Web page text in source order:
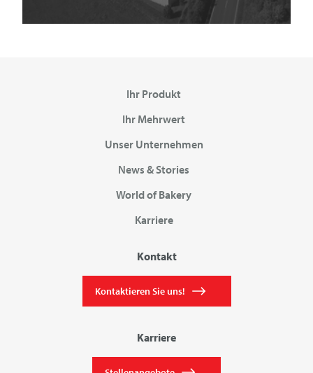
Ihr Produkt
Ihr Mehrwert
Unser Unternehmen
News & Stories
World of Bakery
Karriere
Kontakt
Kontaktieren Sie uns!
Karriere